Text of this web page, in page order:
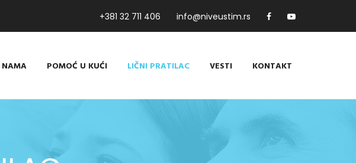
+381 32 711 406 info@niveustim.rs
NAMA POMOĆ U KUĆI LIČNI PRATILAC VESTI KONTAKT